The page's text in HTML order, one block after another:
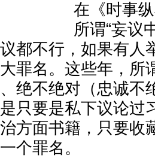
在《时事
所谓“妄议
都不行，如果有人
罪名。这些年，所
绝不绝对（忠诚不
只要是私下议论过
方面书籍，只要收
个罪名。